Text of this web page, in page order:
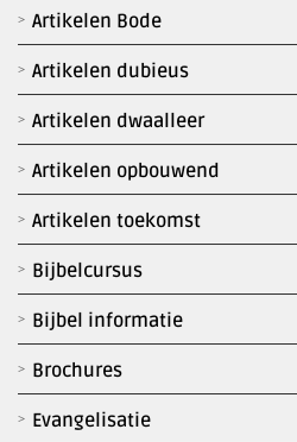
Artikelen Bode
Artikelen dubieus
Artikelen dwaalleer
Artikelen opbouwend
Artikelen toekomst
Bijbelcursus
Bijbel informatie
Brochures
Evangelisatie